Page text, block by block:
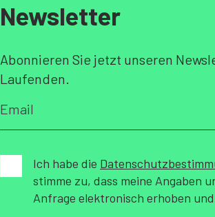
Newsletter
Abonnieren Sie jetzt unseren
Laufenden.
Ich habe die
stimme zu, dass meine Angaben
Anfrage elektronisch erhoben